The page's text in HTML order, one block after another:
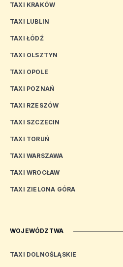
TAXI KRAKÓW
TAXI LUBLIN
TAXI ŁÓDŹ
TAXI OLSZTYN
TAXI OPOLE
TAXI POZNAŃ
TAXI RZESZÓW
TAXI SZCZECIN
TAXI TORUŃ
TAXI WARSZAWA
TAXI WROCŁAW
TAXI ZIELONA GÓRA
WOJEWÓDZTWA
TAXI DOLNOŚLĄSKIE